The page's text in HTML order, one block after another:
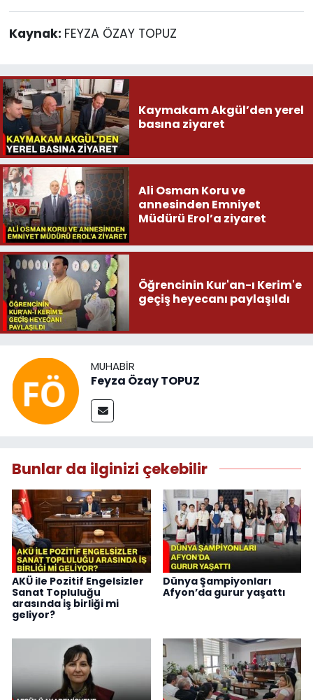
Kaynak: FEYZA ÖZAY TOPUZ
Kaymakam Akgül’den yerel
basına ziyaret
Ali Osman Koru ve
annesinden Emniyet
Müdürü Erol’a ziyaret
Öğrencinin Kur'an-ı Kerim'e
geçiş heyecanı paylaşıldı
MUHABIR
Feyza Özay TOPUZ
Bunlar da ilginizi çekebilir
AKÜ ile Pozitif Engelsizler
Sanat Topluluğu
arasında iş birliği mi
geliyor?
Dünya Şampiyonları
Afyon’da gurur yaşattı